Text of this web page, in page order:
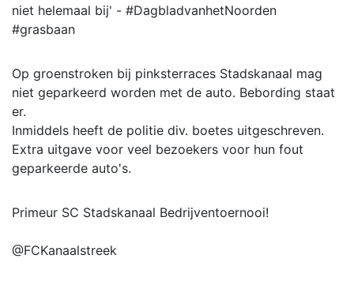
niet helemaal bij' - #DagbladvanhetNoorden
#grasbaan
Op groenstroken bij pinksterraces Stadskanaal mag
niet geparkeerd worden met de auto. Bebording staat
er.
Inmiddels heeft de politie div. boetes uitgeschreven.
Extra uitgave voor veel bezoekers voor hun fout
geparkeerde auto's.
Primeur SC Stadskanaal Bedrijventoernooi!
@FCKanaalstreek